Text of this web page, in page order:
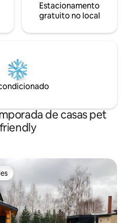
Estacionamento
gratuito no local
de casas pet
friendly
dos hóspedes